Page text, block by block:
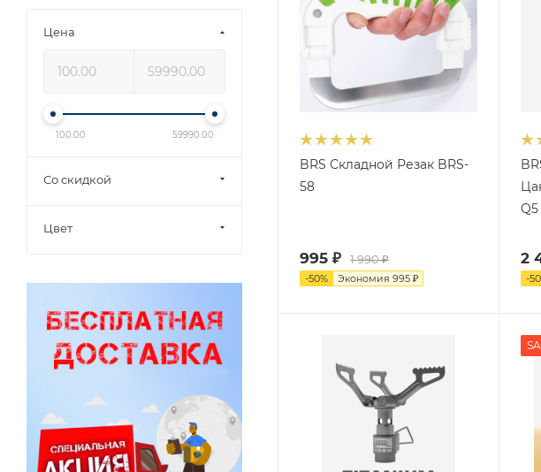
BRS Складной Резак BRS-
58
995 ₽ 1 990₽
-50% Экономия 995 ₽
Q5
2
-50
Цена
100.00 59990.00
Со скидкой
Цвет